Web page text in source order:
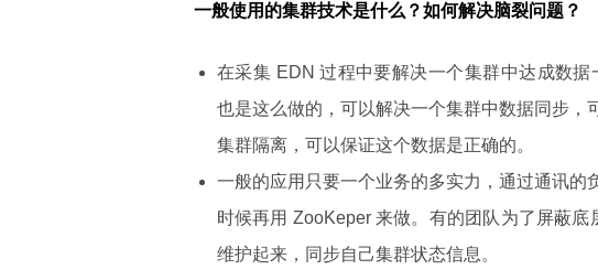
一般使用的集群技术是什么？如何解决脑裂问题？
在采集 EDN 过程中要解决一个集群中达成数
也是这么做的，可以解决一个集群中数据同步
集群隔离，可以保证这个数据是正确的。
一般的应用只要一个业务的多实力，通过通讯
时候再用 ZooKeper 来做。有的团队为了屏蔽
维护起来，同步自己集群状态信息。